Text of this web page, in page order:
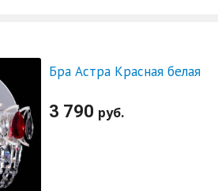
Бра Астра Красная белая
3 790 руб.